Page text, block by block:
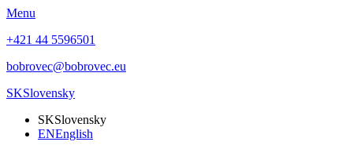
Menu
+421 44 5596501
bobrovec@bobrovec.eu
SKSlovensky
SKSlovensky
ENEnglish